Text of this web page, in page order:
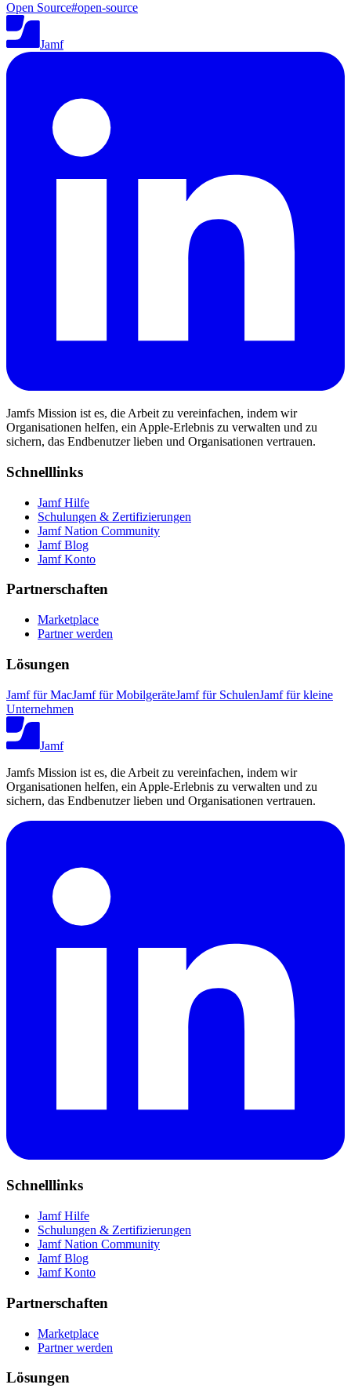
Open Source#open-source
Jamf
Jamfs Mission ist es, die Arbeit zu vereinfachen, indem wir
Organisationen helfen, ein Apple-Erlebnis zu verwalten und zu
sichern, das Endbenutzer lieben und Organisationen vertrauen.
Schnelllinks
Jamf Hilfe
Schulungen & Zertifizierungen
Jamf Nation Community
Jamf Blog
Jamf Konto
Partnerschaften
Marketplace
Partner werden
Lösungen
Jamf für MacJamf für MobilgeräteJamf für SchulenJamf für kleine
Unternehmen
Jamf
Jamfs Mission ist es, die Arbeit zu vereinfachen, indem wir
Organisationen helfen, ein Apple-Erlebnis zu verwalten und zu
sichern, das Endbenutzer lieben und Organisationen vertrauen.
Schnelllinks
Jamf Hilfe
Schulungen & Zertifizierungen
Jamf Nation Community
Jamf Blog
Jamf Konto
Partnerschaften
Marketplace
Partner werden
Lösungen